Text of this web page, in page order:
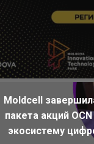
Moldcell
пакета акций
экосистему